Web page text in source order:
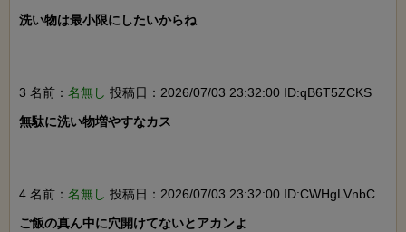
洗い物は最小限にしたいからね
3 名前： 名無し 投稿日：2026/07/03 23:32:00 ID:qB6T5ZCKS
無駄に洗い物増やすなカス
4 名前： 名無し 投稿日：2026/07/03 23:32:00 ID:CWHgLVnbC
ご飯の真ん中に穴開けてないとアカンよ